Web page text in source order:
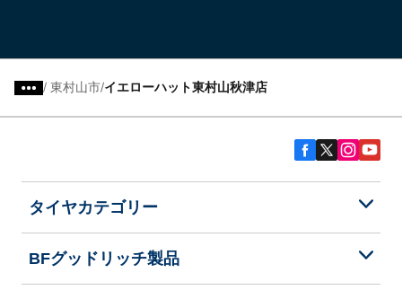
/ 東村山市 イエローハット東村山秋津店
タイヤカテゴリー
BFグッドリッチ製品